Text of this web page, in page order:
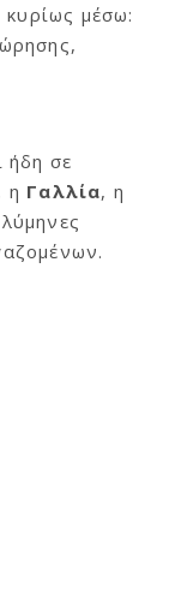
μέσω:
ήδη σε
η Γαλλία, η